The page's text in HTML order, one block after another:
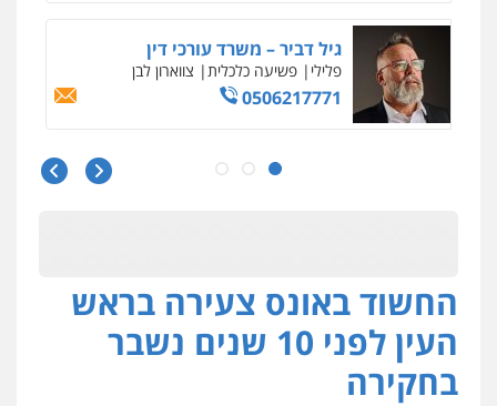
גיא זהבי משרד עורכי דין
פלילי משפחה
503456449
עו"ד איהאב ג'לג'ולי
עורכי דין לענייני
אייל בן שושן, עורך דין פלילי
פלילי מעצרים וחקירות פשיעה חמורה
נוער רישום פלילי
0522763105
החשוד באונס צעירה בראש
העין לפני 10 שנים נשבר
בחקירה